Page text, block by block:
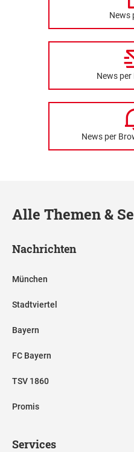
News
News
News per
Alle Themen &
Nachrichten
München
Stadtviertel
Bayern
FC Bayern
TSV 1860
Promis
Services